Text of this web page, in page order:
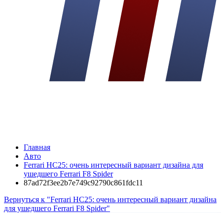
Главная
Авто
Ferrari HC25: очень интересный вариант дизайна для
ушедшего Ferrari F8 Spider
87ad72f3ee2b7e749c92790c861fdc11
Вернуться к "Ferrari HC25: очень интересный вариант дизайна
для ушедшего Ferrari F8 Spider"